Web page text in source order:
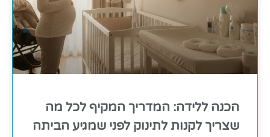
הכנה ללידה: המדריך המקיף לכל מה
שצריך לקנות לתינוק לפני שמגיע הביתה